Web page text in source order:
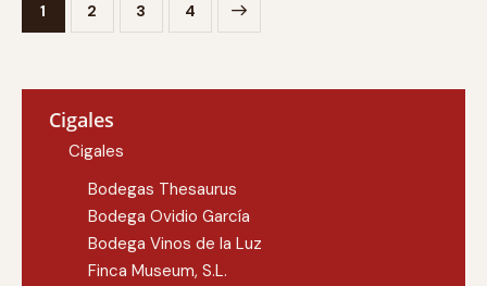
1 2 3 4
Cigales
Cigales
Bodegas Thesaurus
Bodega Ovidio García
Bodega Vinos de la Luz
Finca Museum, S.L.